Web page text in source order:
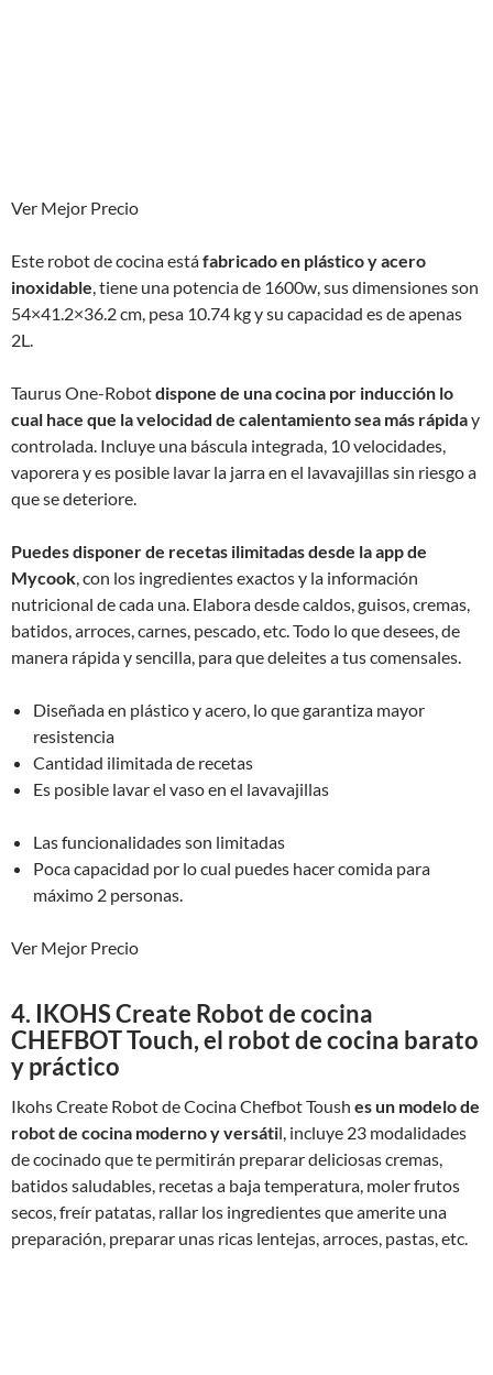
Ver Mejor Precio
Este robot de cocina estáfabricado en plástico y acero
inoxidable , tiene una potencia de 1600w, sus dimensiones son
54×41.2×36.2 cm, pesa 10.74 kg y su capacidad es de apenas
2L.
Taurus One-Robotdispone de una cocina por inducción lo
cual hace que la velocidad de calentamiento sea más rápiday
controlada. Incluye una báscula integrada, 10 velocidades,
vaporera y es posible lavar la jarra en el lavavajillas sin riesgo a
que se deteriore.
Puedes disponer de recetas ilimitadas desde la app de
Mycook , con los ingredientes exactos y la información
nutricional de cada una. Elabora desde caldos, guisos, cremas,
batidos, arroces, carnes, pescado, etc. Todo lo que desees, de
manera rápida y sencilla, para que deleites a tus comensales.
Diseñada en plástico y acero, lo que garantiza mayor
resistencia
Cantidad ilimitada de recetas
Es posible lavar el vaso en el lavavajillas
Las funcionalidades son limitadas
Poca capacidad por lo cual puedes hacer comida para
máximo 2 personas.
Ver Mejor Precio
4. IKOHS Create Robot de cocina
CHEFBOT Touch, el robot de cocina barato
y práctico
Ikohs Create Robot de Cocina Chefbot Toush es un modelo de
robot de cocina moderno y versátil, incluye 23 modalidades
de cocinado que te permitirán preparar deliciosas cremas,
batidos saludables, recetas a baja temperatura, moler frutos
secos, freír patatas, rallar los ingredientes que amerite una
preparación, preparar unas ricas lentejas, arroces, pastas, etc.